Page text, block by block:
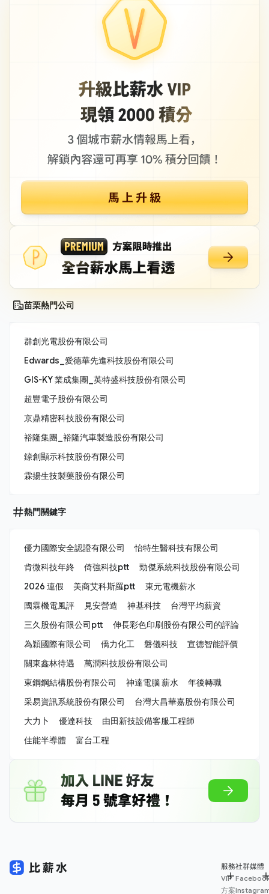
苗栗熱門公司
群創光電股份有限公司
Edwards_愛德華先進科技股份有限公司
GIS-KY 業成集團_英特盛科技股份有限公司
超豐電子股份有限公司
京鼎精密科技股份有限公司
裕隆集團_裕隆汽車製造股份有限公司
錼創顯示科技股份有限公司
霖揚生技製藥股份有限公司
熱門關鍵字
優力國際安全認證有限公司
怡特生醫科技有限公司
肯微科技年終
倚強科技ptt
勁傑系統科技股份有限公司
2026 連假
美商艾科斯羅ptt
東元電機薪水
國霖機電風評
見安營造 神基科技
台灣平均薪資
三久股份有限公司ptt
伸長彩色印刷股份有限公司的評論
為穎國際有限公司
僑力化工 磐儀科技
宣德智能評價
關東鑫林待遇
萬潤科技股份有限公司
東鋼鋼結構股份有限公司
神達電腦 薪水
年後轉職
采易資訊系統股份有限公司
台灣大昌華嘉股份有限公司
大力卜
優達科技
由田新技設備客服工程師
佳能半導體
富台工程
服務
VIP
方案
社群媒體